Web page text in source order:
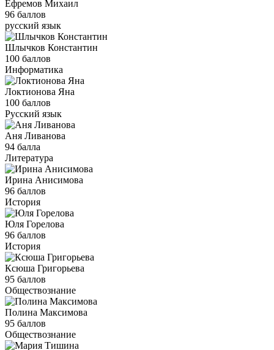
Ефремов Михаил
96 баллов
русский язык
Шлычков Константин
100 баллов
Информатика
Локтионова Яна
100 баллов
Русский язык
Аня Ливанова
94 балла
Литература
Ирина Анисимова
96 баллов
История
Юля Горелова
96 баллов
История
Ксюша Григорьева
95 баллов
Обществознание
Полина Максимова
95 баллов
Обществознание